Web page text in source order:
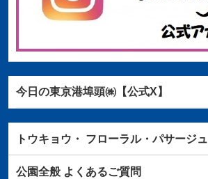
今日の東京港埠頭㈱【公式X】
トウキョウ・ フローラル・パサージュ
公園全般よくあるご質問